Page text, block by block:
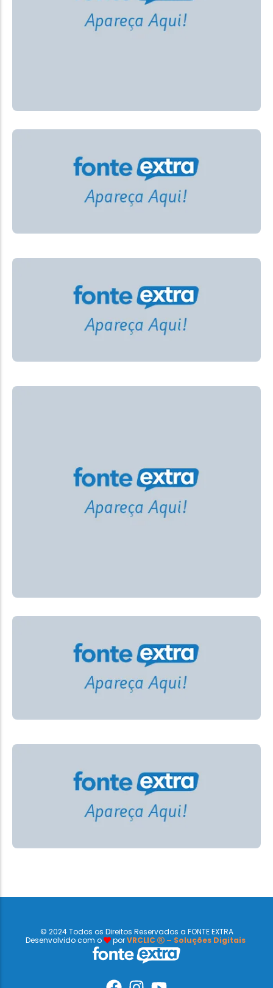
© 2024 Todos os Direitos Reservados a FONTE EXTRA
Desenvolvido com o
porVRCLIC – Soluções Digitais